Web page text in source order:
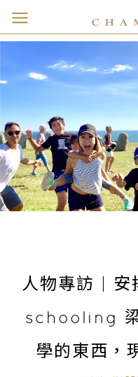
人物專訪 |
schooling
學的東西，